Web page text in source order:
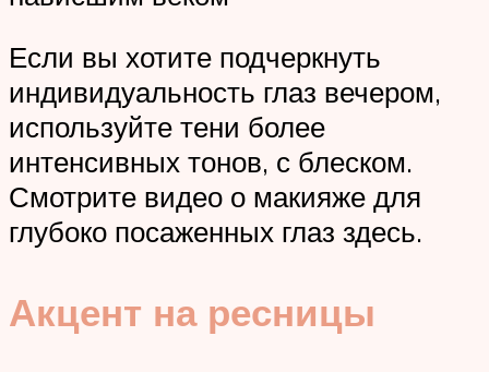
Если вы хотите подчеркнуть
индивидуальность глаз вечером,
используйте тени более
интенсивных тонов, с блеском.
Смотрите видео о макияже для
глубоко посаженных глаз здесь.
Акцент на ресницы